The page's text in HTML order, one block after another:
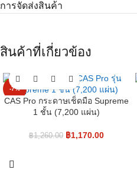
การจัดส่งสินค้า
สินค้าที่เกี่ยวข้อง
-7%
CAS Pro กระดาษเช็ดมือ Supreme
1 ชั้น (7,200 แผ่น)
฿1,260.00 ฿1,170.00